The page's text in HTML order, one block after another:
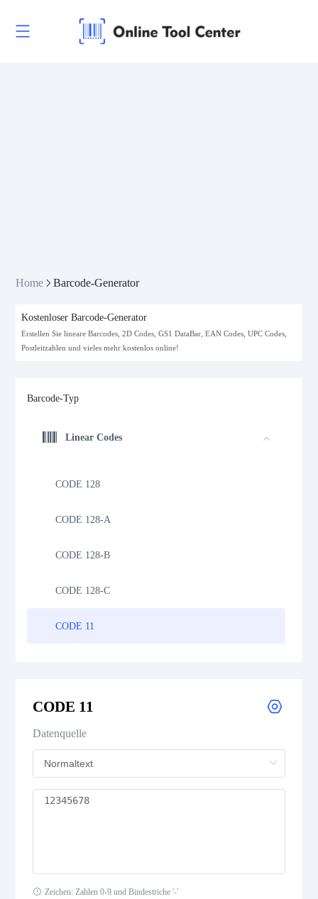
Home Barcode-Generator
Kostenloser Barcode-Generator
Erstellen Sie lineare Barcodes, 2D Codes, GS1 DataBar, EAN Codes, UPC Codes,
Postleitzahlen und vieles mehr kostenlos online!
Barcode-Typ
Linear Codes
CODE 128
CODE 128-A
CODE 128-B
CODE 128-C
CODE 11
CODE 39 Mod 43
CODE 93
Codabar
Standard 2 of 5
CODE 11
Datenquelle
Zeichen: Zahlen 0-9 und Bindestriche '-'